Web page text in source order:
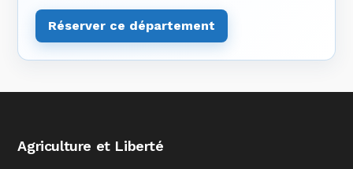
Réserver ce département
Agriculture et Liberté